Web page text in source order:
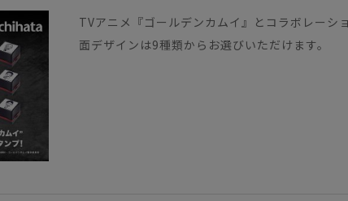
TVアニメ『ゴールデンカムイ』とコラボレー
面デザインは9種類からお選びいただけます。